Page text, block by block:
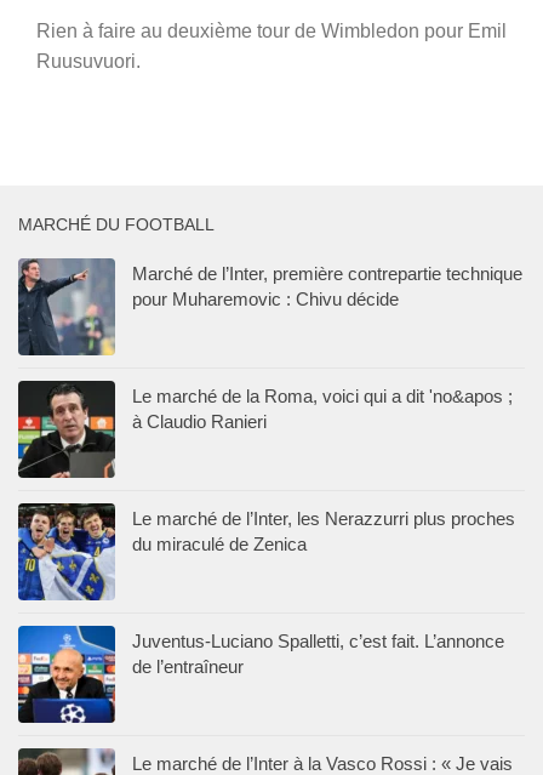
Rien à faire au deuxième tour de Wimbledon pour Emil
Ruusuvuori.
MARCHÉ DU FOOTBALL
Marché de l’Inter, première contrepartie technique
pour Muharemovic : Chivu décide
Le marché de la Roma, voici qui a dit 'no&apos ;
à Claudio Ranieri
Le marché de l’Inter, les Nerazzurri plus proches
du miraculé de Zenica
Juventus-Luciano Spalletti, c’est fait. L’annonce
de l’entraîneur
Le marché de l’Inter à la Vasco Rossi : « Je vais